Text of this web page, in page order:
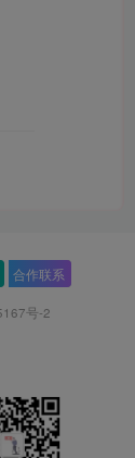
合作联系
号-2